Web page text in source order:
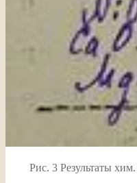
Рис. 3 Результаты